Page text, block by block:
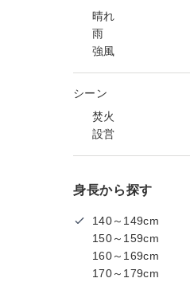
晴れ
雨
強風
シーン
焚火
設営
身長から探す
140～149cm
150～159cm
160～169cm
170～179cm